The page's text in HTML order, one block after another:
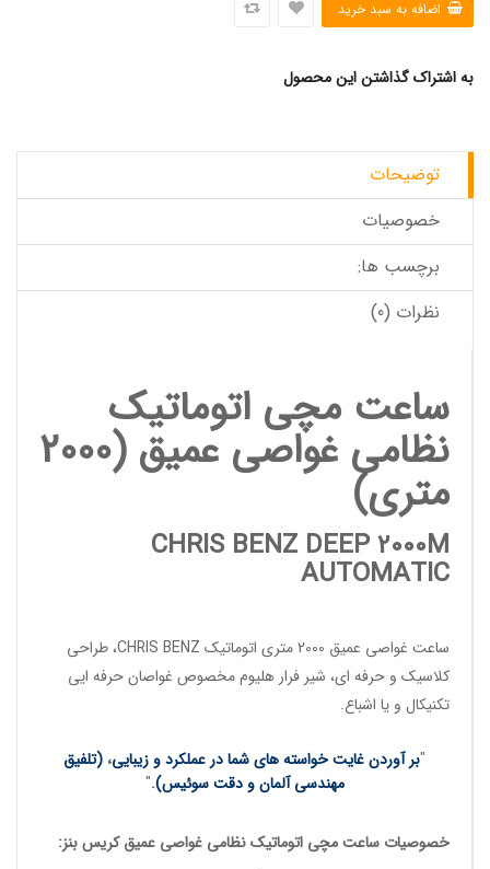
به اشتراک گذاشتن این محصول
توضیحات
خصوصیات
برچسب ها:
نظرات (0)
ساعت مچی اتوماتیک
نظامی غواصی عمیق (2000
متری)
CHRIS BENZ DEEP 2000M
AUTOMATIC
ساعت غواصی عمیق CHRIS BENZ، طراحی
کلاسیک و حرفه ای، شیر فرار هلیوم مخصوص غواصان حرفه ایی
تکنیکال و یا اشباع.
"بر آوردن غایت خواسته های شما در عملکرد و زیبایی، (تلفیق
مهندسی آلمان و دقت سوئیس).
"
خصوصیات ساعت مچی اتوماتیکنظامی غواصی عمیقکریس بنز: